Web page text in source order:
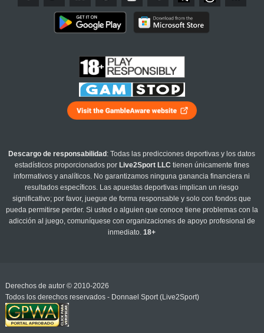
Descargo de responsabilidad : Todas las predicciones deportivas y los datos
estadísticos proporcionados por Live2Sport LLC tienen únicamente fines
informativos y analíticos. No garantizamos ninguna ganancia financiera ni
resultados específicos. Las apuestas deportivas implican un riesgo
significativo; por favor, juegue de forma responsable y solo con fondos que
pueda permitirse perder. Si usted o alguien que conoce tiene problemas con la
adicción al juego, comuníquese con organizaciones de apoyo profesional de
inmediato.18+
Derechos de autor © 2010-2026
Todos los derechos reservados - Donnael Sport (Live2Sport)